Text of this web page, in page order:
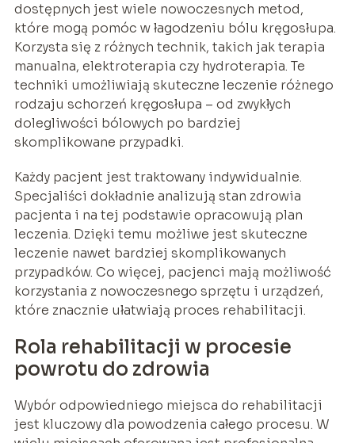
dostępnych jest wiele nowoczesnych metod,
które mogą pomóc w łagodzeniu bólu kręgosłupa.
Korzysta się z różnych technik, takich jak terapia
manualna, elektroterapia czy hydroterapia. Te
techniki umożliwiają skuteczne leczenie różnego
rodzaju schorzeń kręgosłupa – od zwykłych
dolegliwości bólowych po bardziej
skomplikowane przypadki.
Każdy pacjent jest traktowany indywidualnie.
Specjaliści dokładnie analizują stan zdrowia
pacjenta i na tej podstawie opracowują plan
leczenia. Dzięki temu możliwe jest skuteczne
leczenie nawet bardziej skomplikowanych
przypadków. Co więcej, pacjenci mają możliwość
korzystania z nowoczesnego sprzętu i urządzeń,
które znacznie ułatwiają proces rehabilitacji.
Rola rehabilitacji w procesie
powrotu do zdrowia
Wybór odpowiedniego miejsca do rehabilitacji
jest kluczowy dla powodzenia całego procesu. W